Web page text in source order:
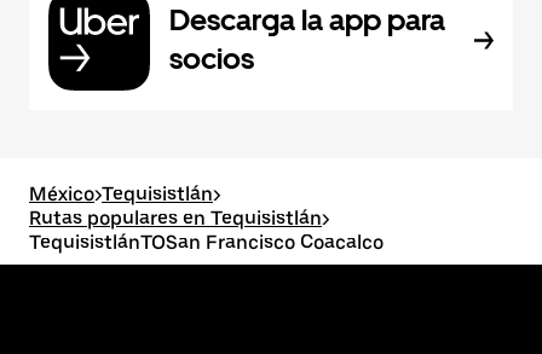
Descarga la app para
socios
México>Tequisistlán>
Rutas populares en Tequisistlán>
TequisistlánTOSan Francisco Coacalco